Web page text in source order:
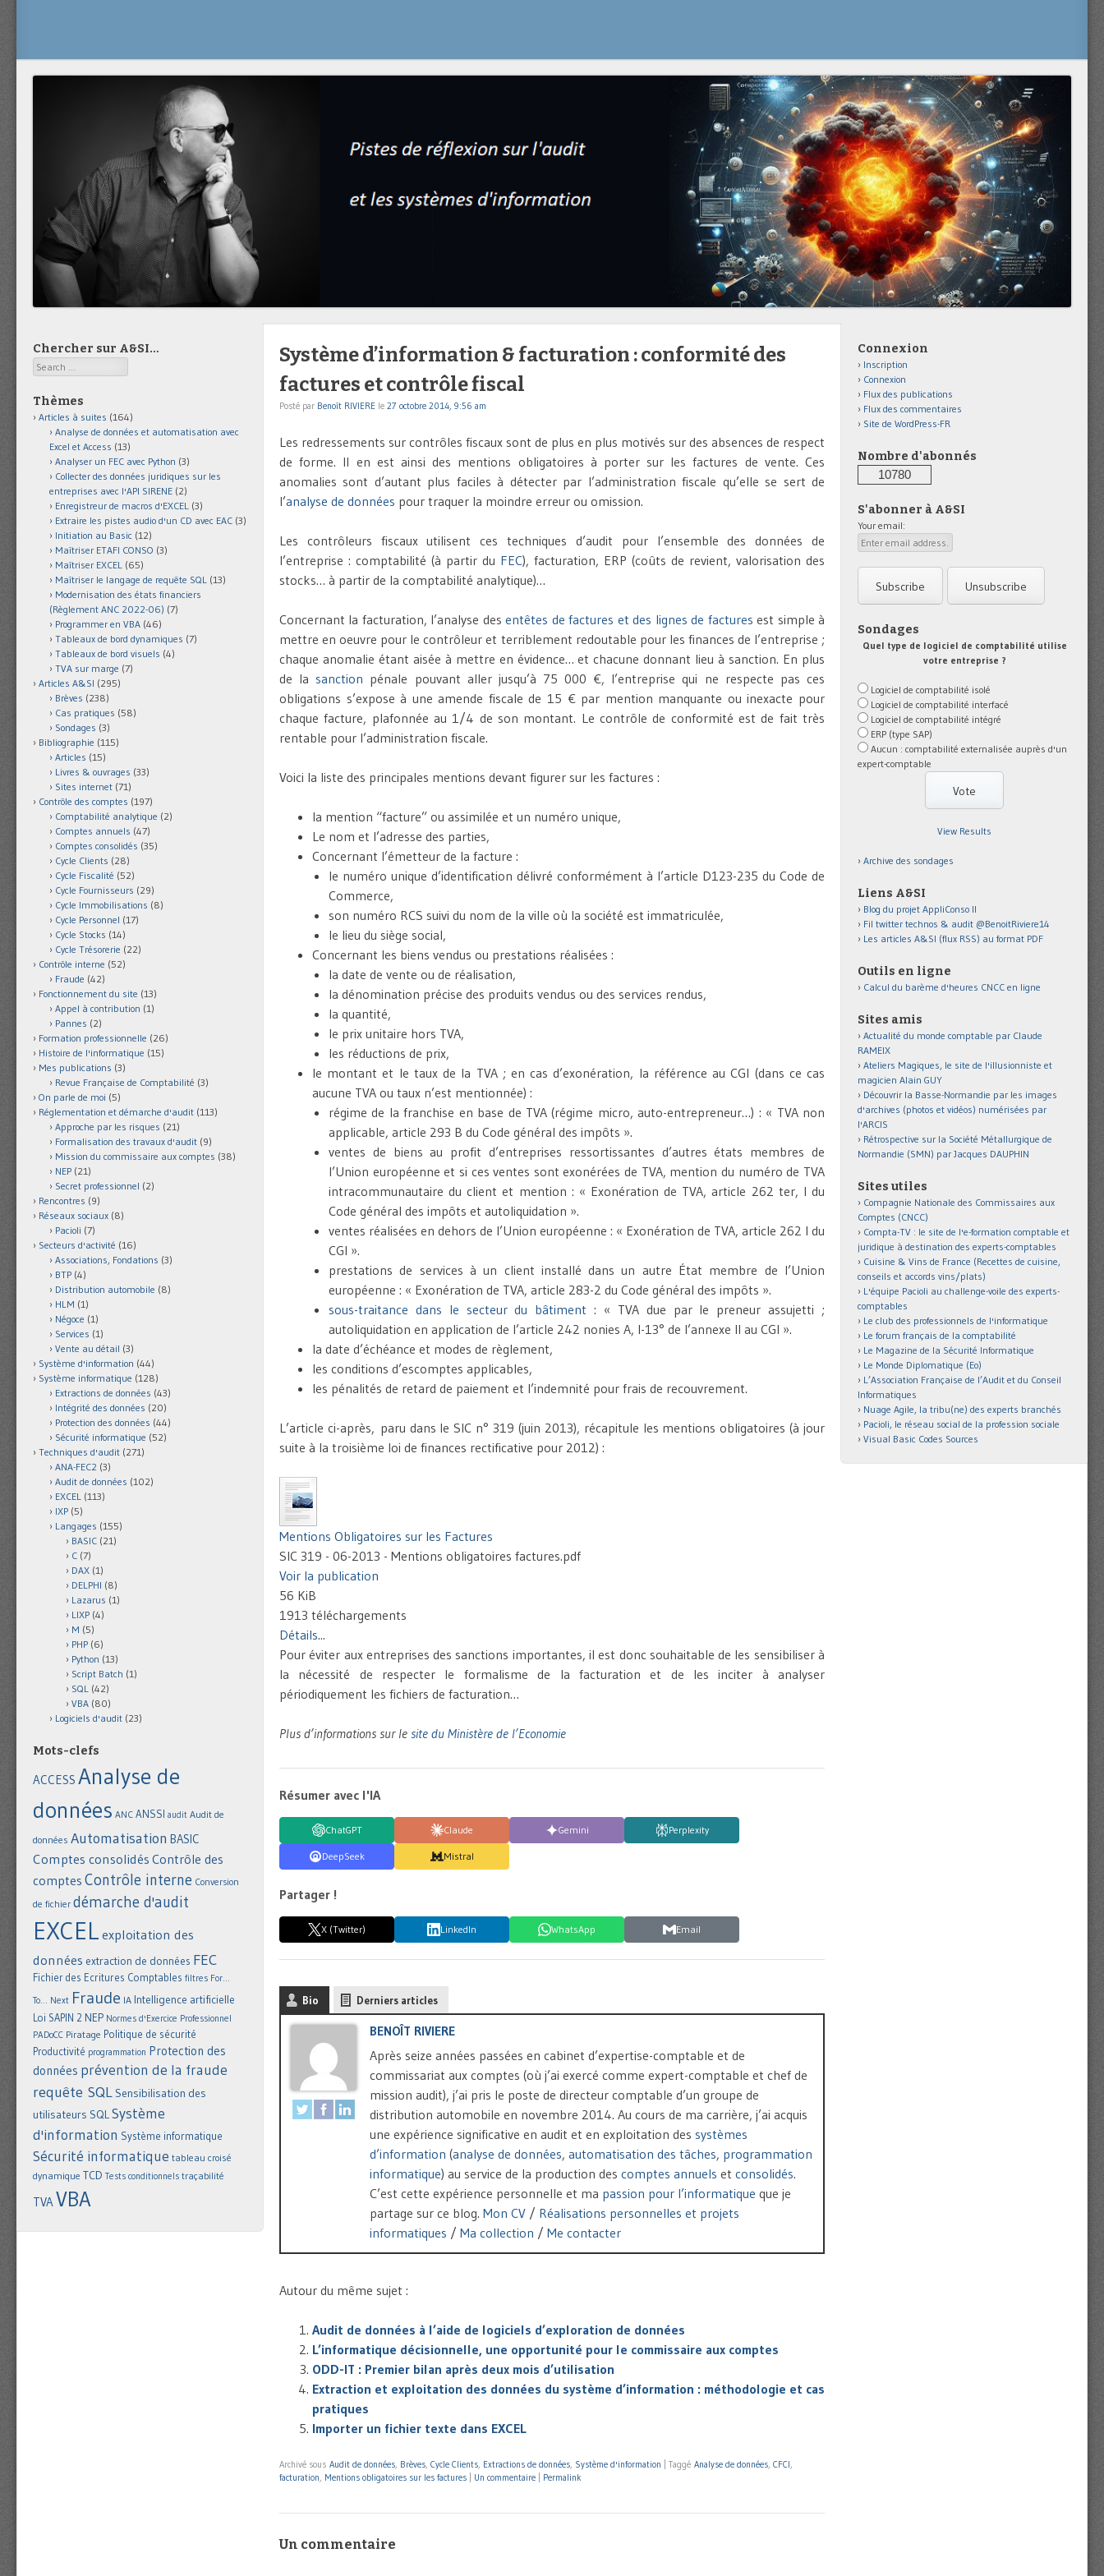
Système d’information & facturation : conformité des
factures et contrôle fiscal
Posté par Benoît RIVIERE le 27 octobre 2014, 9:56 am
Les redressements sur contrôles fiscaux sont de plus en plus motivés sur des absences de respect
de forme. Il en est ainsi des mentions obligatoires à porter sur les factures de vente. Ces
anomalies sont d’autant plus faciles à détecter par l’administration fiscale qu’elle se sert de
l’analyse de données pour traquer la moindre erreur ou omission.
Les contrôleurs fiscaux utilisent ces techniques d’audit pour l’ensemble des données de
l’entreprise : comptabilité (à partir du FEC), facturation, ERP (coûts de revient, valorisation des
stocks… à partir de la comptabilité analytique)…
Concernant la facturation, l’analyse desentêtes de factures et des lignes de factures est simple à
mettre en oeuvre pour le contrôleur et terriblement redoutable pour les finances de l’entreprise ;
chaque anomalie étant aisée à mettre en évidence… et chacune donnant lieu à sanction. En plus
de lasanction pénale pouvant aller jusqu’à 75 000 €, l’entreprise qui ne respecte pas ces
obligations s’expose à une amende fiscale de 15 € par mention manquante ou inexacte pour
chaque facture, plafonnée au 1/4 de son montant. Le contrôle de conformité est de fait très
rentable pour l’administration fiscale.
Voici la liste des principales mentions devant figurer sur les factures :
la mention “facture” ou assimilée et un numéro unique,
Le nom et l’adresse des parties,
Concernant l’émetteur de la facture :
le numéro unique d’identification délivré conformément à l’article D123-235 du Code de
Commerce,
son numéro RCS suivi du nom de la ville où la société est immatriculée,
le lieu du siège social,
Concernant les biens vendus ou prestations réalisées :
la date de vente ou de réalisation,
la dénomination précise des produits vendus ou des services rendus,
la quantité,
le prix unitaire hors TVA,
les réductions de prix,
le montant et le taux de la TVA ; en cas d’exonération, la référence au CGI (dans ce cas
aucune TVA ou taux n’est mentionnée) :
régime de la franchise en base de TVA (régime micro, auto-entrepreneur…) : « TVA non
applicable, article 293 B du Code général des impôts ».
ventes de biens au profit d’entreprises ressortissantes d’autres états membres de
l’Union européenne et si ces ventes sont exonérées de TVA, mention du numéro de TVA
intracommunautaire du client et mention : « Exonération de TVA, article 262 ter, I du
Code général des impôts et autoliquidation ».
ventes réalisées en dehors de l’Union européenne : « Exonération de TVA, article 262 I du
CGI ».
prestations de services à un client installé dans un autre État membre de l’Union
européenne : « Exonération de TVA, article 283-2 du Code général des impôts ».
sous-traitance dans le secteur du bâtiment : « TVA due par le preneur assujetti ;
autoliquidation en application de l’article 242 nonies A, I-13° de l’annexe II au CGI ».
la date d’échéance et modes de règlement,
les conditions d’escomptes applicables,
les pénalités de retard de paiement et l’indemnité pour frais de recouvrement.
L’article ci-après, paru dans le SIC n° 319 (juin 2013), récapitule les mentions obligatoires (à jour
suite à la troisième loi de finances rectificative pour 2012) :
Mentions Obligatoires sur les Factures
SIC 319 - 06-2013 - Mentions obligatoires factures.pdf
Voir la publication
56 KiB
1913 téléchargements
Détails...
Pour éviter aux entreprises des sanctions importantes, il est donc souhaitable de les sensibiliser à
la nécessité de respecter le formalisme de la facturation et de les inciter à analyser
périodiquement les fichiers de facturation…
Plus d’informations sur le site du Ministère de l’Economie
Résumer avec l'IA
ChatGPT Claude Gemini Perplexity
DeepSeek Mistral
Partager !
X (Twitter) LinkedIn WhatsApp Email
Bio Derniers articles
BENOÎT RIVIERE
Après seize années passées en cabinet d’expertise-comptable et de
commissariat aux comptes (où j’ai exercé comme expert-comptable et chef de
mission audit), j’ai pris le poste de directeur comptable d’un groupe de
distribution automobile en novembre 2014. Au cours de ma carrière, j’ai acquis
une expérience significative en audit et en exploitation des systèmes
d’information (analyse de données, automatisation des tâches, programmation
informatique) au service de la production des comptes annuels et consolidés.
C’est cette expérience personnelle et ma passion pour l’informatique que je
partage sur ce blog. Mon CV / Réalisations personnelles et projets
informatiques / Ma collection / Me contacter
Autour du même sujet :
Audit de données à l’aide de logiciels d’exploration de données
L’informatique décisionnelle, une opportunité pour le commissaire aux comptes
ODD-IT : Premier bilan après deux mois d’utilisation
Extraction et exploitation des données du système d’information : méthodologie et cas
pratiques
Importer un fichier texte dans EXCEL
Archivé sous Audit de données, Brèves, Cycle Clients, Extractions de données, Système d'information Taggé Analyse de données, CFCI,
facturation, Mentions obligatoires sur les factures Un commentaire Permalink
Un commentaire
Chercher sur A&SI…
Search
Thèmes
Articles à suites (164)
Analyse de données et automatisation avec
Excel et Access (13)
Analyser un FEC avec Python (3)
Collecter des données juridiques sur les
entreprises avec l'API SIRENE (2)
Enregistreur de macros d'EXCEL (3)
Extraire les pistes audio d'un CD avec EAC (3)
Initiation au Basic (12)
Maîtriser ETAFI CONSO (3)
Maîtriser EXCEL (65)
Maîtriser le langage de requête SQL (13)
Modernisation des états financiers
(Règlement ANC 2022-06) (7)
Programmer en VBA (46)
Tableaux de bord dynamiques (7)
Tableaux de bord visuels (4)
TVA sur marge (7)
Articles A&SI (295)
Brèves (238)
Cas pratiques (58)
Sondages (3)
Bibliographie (115)
Articles (15)
Livres & ouvrages (33)
Sites internet (71)
Contrôle des comptes (197)
Comptabilité analytique (2)
Comptes annuels (47)
Comptes consolidés (35)
Cycle Clients (28)
Cycle Fiscalité (52)
Cycle Fournisseurs (29)
Cycle Immobilisations (8)
Cycle Personnel (17)
Cycle Stocks (14)
Cycle Trésorerie (22)
Contrôle interne (52)
Fraude (42)
Fonctionnement du site (13)
Appel à contribution (1)
Pannes (2)
Formation professionnelle (26)
Histoire de l'informatique (15)
Mes publications (3)
Revue Française de Comptabilité (3)
On parle de moi (5)
Réglementation et démarche d'audit (113)
Approche par les risques (21)
Formalisation des travaux d'audit (9)
Mission du commissaire aux comptes (38)
NEP (21)
Secret professionnel (2)
Rencontres (9)
Réseaux sociaux (8)
Pacioli (7)
Secteurs d'activité (16)
Associations, Fondations (3)
BTP (4)
Distribution automobile (8)
HLM (1)
Négoce (1)
Services (1)
Vente au détail (3)
Système d'information (44)
Système informatique (128)
Extractions de données (43)
Intégrité des données (20)
Protection des données (44)
Sécurité informatique (52)
Techniques d'audit (271)
ANA-FEC2 (3)
Audit de données (102)
EXCEL (113)
IXP (5)
Langages (155)
BASIC (21)
C (7)
DAX (1)
DELPHI (8)
Lazarus (1)
LIXP (4)
M (5)
PHP (6)
Python (13)
Script Batch (1)
SQL (42)
VBA (80)
Logiciels d'audit (23)
Mots-clefs
ACCESS Analyse de
données ANC ANSSI audit Audit de
données Automatisation BASIC
Comptes consolidés Contrôle des
comptes Contrôle interne Conversion
de fichier démarche d'audit
EXCEL exploitation des
données extraction de données FEC
Fichier des Ecritures Comptables filtres For...
To... Next Fraude IA Intelligence artificielle
Loi SAPIN 2 NEP Normes d'Exercice Professionnel
PADoCC Piratage Politique de sécurité
Productivité programmation Protection des
données prévention de la fraude
requête SQL Sensibilisation des
utilisateurs SQLSystème
d'information Système informatique
Sécurité informatique tableau croisé
dynamique TCD Tests conditionnels traçabilité
TVAVBA
Connexion
Inscription
Connexion
Flux des publications
Flux des commentaires
Site de WordPress-FR
Nombre d'abonnés
10780
S'abonner à A&SI
Your email:
Sondages
Quel type de logiciel de comptabilité utilise
votre entreprise ?
Logiciel de comptabilité isolé
Logiciel de comptabilité interfacé
Logiciel de comptabilité intégré
ERP (type SAP)
Aucun : comptabilité externalisée auprès d'un
expert-comptable
View Results
Archive des sondages
Liens A&SI
Blog du projet AppliConso II
Fil twitter technos & audit @BenoitRiviere14
Les articles A&SI (flux RSS) au format PDF
Outils en ligne
Calcul du barème d'heures CNCC en ligne
Sites amis
Actualité du monde comptable par Claude
RAMEIX
Ateliers Magiques, le site de l'illusionniste et
magicien Alain GUY
Découvrir la Basse-Normandie par les images
d'archives (photos et vidéos) numérisées par
l'ARCIS
Rétrospective sur la Société Métallurgique de
Normandie (SMN) par Jacques DAUPHIN
Sites utiles
Compagnie Nationale des Commissaires aux
Comptes (CNCC)
Compta-TV : le site de l'e-formation comptable et
juridique à destination des experts-comptables
Cuisine & Vins de France (Recettes de cuisine,
conseils et accords vins/plats)
L'équipe Pacioli au challenge-voile des experts-
comptables
Le club des professionnels de l'informatique
Le forum français de la comptabilité
Le Magazine de la Sécurité Informatique
Le Monde Diplomatique (Eo)
L’Association Française de l’Audit et du Conseil
Informatiques
Nuage Agile, la tribu(ne) des experts branchés
Pacioli, le réseau social de la profession sociale
Visual Basic Codes Sources